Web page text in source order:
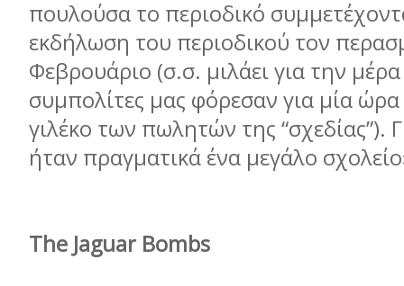
πουλούσα το περιοδικό
εκδήλωση του περιοδικού τον
Φεβρουάριο (σ.σ. µιλάει για την
συµπολίτες µας φόρεσαν για µία ώρα
γιλέκο των πωλητών της “σχεδίας”).
ήταν πραγµατικά ένα µεγάλο
The Jaguar Βombs